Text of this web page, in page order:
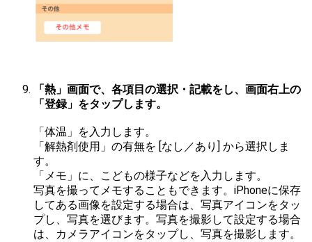
「熱」画面で、各項目の選択・記載をし、画面右上の
「登録」をタップします。
「体温」を入力します。
「解熱剤使用」の有無を [なし／あり] から選択しま
す。
「メモ」に、こどもの様子などを入力します。
写真を撮ってメモすることもできます。iPhoneに保存
してある画像を設定する場合は、写真アイコンをタッ
プし、写真を選びます。写真を撮影して設定する場合
は、カメラアイコンをタップし、写真を撮影します。